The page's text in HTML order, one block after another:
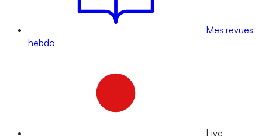
Mes revues
hebdo
Live